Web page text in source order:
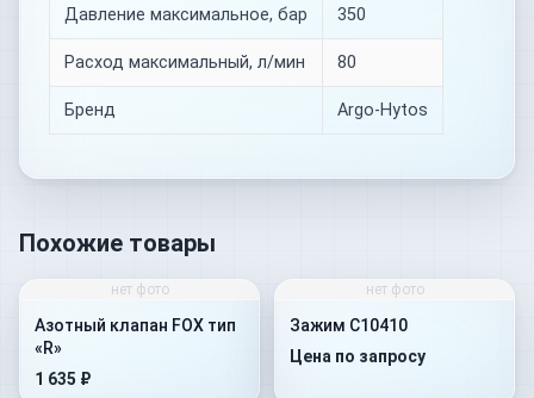
Давление максимальное, бар 350
Расход максимальный, л/мин 80
Бренд Argo-Hytos
Похожие товары
нет фото
Азотный клапан FOX тип
«R»
1 635 ₽
нет фото
Зажим C10410
Цена по запросу